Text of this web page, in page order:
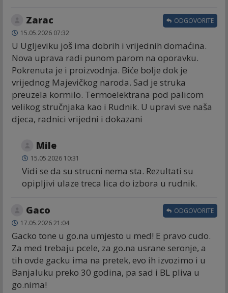
Zarac
15.05.2026 07:32
U Ugljeviku još ima dobrih i vrijednih domaćina.
Nova uprava radi punom parom na oporavku.
Pokrenuta je i proizvodnja. Biće bolje dok je
vrijednog Majevičkog naroda. Sad je struka
preuzela kormilo. Termoelektrana pod palicom
velikog stručnjaka kao i Rudnik. U upravi sve naša
djeca, radnici vrijedni i dokazani
ODGOVORITE
Mile
15.05.2026 10:31
Vidi se da su strucni nema sta. Rezultati su
opipljivi ulaze treca lica do izbora u rudnik.
Gaco
17.05.2026 21:04
Gacko tone u go.na umjesto u med! E pravo cudo.
Za med trebaju pcele, za go.na usrane seronje, a
tih ovde gacku ima na pretek, evo ih izvozimo i u
Banjaluku preko 30 godina, pa sad i BL pliva u
go.nima!
ODGOVORITE